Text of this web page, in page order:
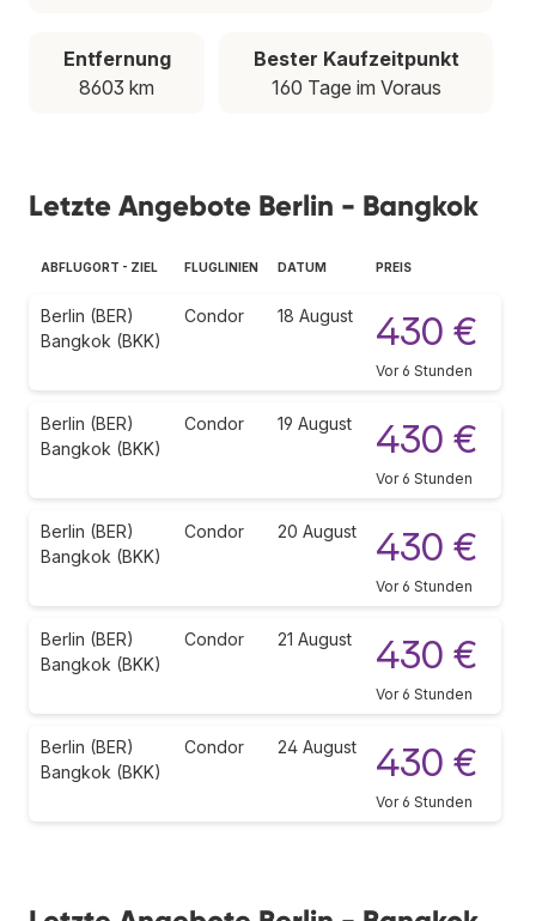
Entfernung
8603 km
Bester Kaufzeitpunkt
160 Tage im Voraus
Letzte Angebote Berlin - Bangkok
ABFLUGORT - ZIEL FLUGLINIEN DATUM PREIS
Berlin (BER)
Bangkok (BKK)
Condor 18 August 430 €
Vor 6 Stunden
Berlin (BER)
Bangkok (BKK)
Condor 19 August 430 €
Vor 6 Stunden
Berlin (BER)
Bangkok (BKK)
Condor 20 August 430 €
Vor 6 Stunden
Berlin (BER)
Bangkok (BKK)
Condor 21 August 430 €
Vor 6 Stunden
Berlin (BER)
Bangkok (BKK)
Condor 24 August 430 €
Vor 6 Stunden